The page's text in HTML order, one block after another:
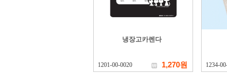
냉장고카렌다
1201-00-0020 1,270원 1234-